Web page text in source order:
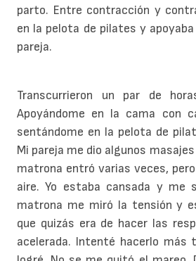
parto. Entre contracción y
en la pelota de pilates y
pareja.
Transcurrieron un par de
Apoyándome en la cama con
sentándome en la pelota de
Mi pareja me dio algunos
matrona entró varias veces,
aire. Yo estaba cansada y me
matrona me miró la tensión y
que quizás era de hacer las
acelerada. Intenté hacerlo más